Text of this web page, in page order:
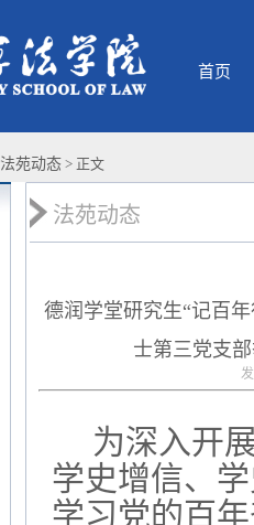
首页
法苑动态 > 正文
法苑动态
德润学堂研究生“记百
士第三党支
为深入开
学史增信、
学习党的百